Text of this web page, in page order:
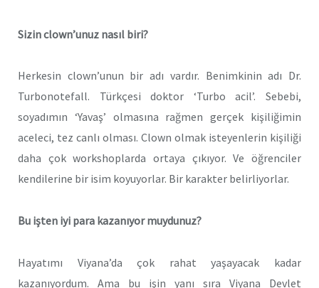
Sizin clown’unuz nasıl biri?
Herkesin clown’unun bir adı vardır. Benimkinin adı Dr.
Turbonotefall. Türkçesi doktor ‘Turbo acil’. Sebebi,
soyadımın ‘Yavaş’ olmasına rağmen gerçek kişiliğimin
aceleci, tez canlı olması. Clown olmak isteyenlerin kişiliği
daha çok workshoplarda ortaya çıkıyor. Ve öğrenciler
kendilerine bir isim koyuyorlar. Bir karakter belirliyorlar.
Bu işten iyi para kazanıyor muydunuz?
Hayatımı Viyana’da çok rahat yaşayacak kadar
kazanıyordum. Ama bu işin yanı sıra Viyana Devlet